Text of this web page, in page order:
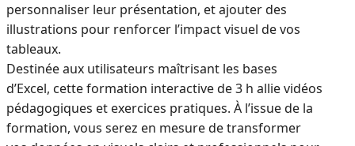
personnaliser leur présentation, et ajouter des
illustrations pour renforcer l’impact visuel de vos
tableaux.
Destinée aux utilisateurs maîtrisant les bases
d’Excel, cette formation interactive de 3 h allie vidéos
pédagogiques et exercices pratiques. À l’issue de la
formation, vous serez en mesure de transformer